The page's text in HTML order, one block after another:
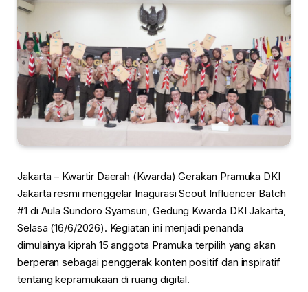
Jakarta – Kwartir Daerah (Kwarda) Gerakan Pramuka DKI
Jakarta resmi menggelar Inagurasi Scout Influencer Batch
#1 di Aula Sundoro Syamsuri, Gedung Kwarda DKI Jakarta,
Selasa (16/6/2026). Kegiatan ini menjadi penanda
dimulainya kiprah 15 anggota Pramuka terpilih yang akan
berperan sebagai penggerak konten positif dan inspiratif
tentang kepramukaan di ruang digital.